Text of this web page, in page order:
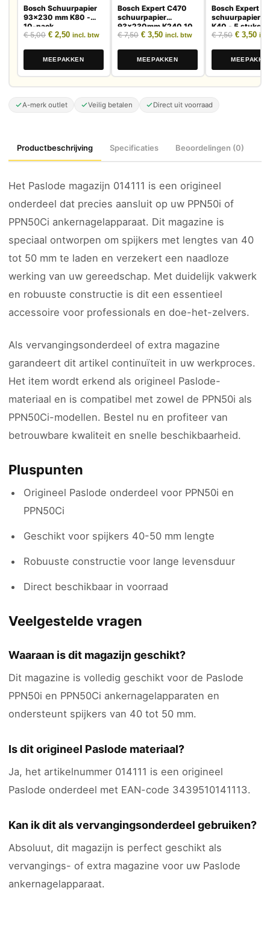
Bosch Schuurpapier
93x230 mm K80 -
10-pack
€5,00 Oorspronkelijke prijs was: € 5,00.
€ 2,50Huidige prijs is: € 2,50.
incl. btw
MEEPAKKEN
Bosch Expert C470
schuurpapier
93x230mm K240 10
stuks
€7,50 Oorspronkelijke prijs was: € 7,50.
€ 3,50Huidige prijs is: € 3,50.
incl. btw
MEEPAKKEN
Bosch Expert
schuurpapier
K40 - 5 stuks
€7,50 € 3,50
A-merk outlet Veilig betalen Direct uit voorraad
Productbeschrijving Specificaties Beoordelingen (0)
Het Paslode magazijn 014111 is een origineel
onderdeel dat precies aansluit op uw PPN50i of
PPN50Ci ankernagelapparaat. Dit magazine is
speciaal ontworpen om spijkers met lengtes van 40
tot 50 mm te laden en verzekert een naadloze
werking van uw gereedschap. Met duidelijk vakwerk
en robuuste constructie is dit een essentieel
accessoire voor professionals en doe-het-zelvers.
Als vervangingsonderdeel of extra magazine
garandeert dit artikel continuïteit in uw werkproces.
Het item wordt erkend als origineel Paslode-
materiaal en is compatibel met zowel de PPN50i als
PPN50Ci-modellen. Bestel nu en profiteer van
betrouwbare kwaliteit en snelle beschikbaarheid.
Pluspunten
Origineel Paslode onderdeel voor PPN50i en
PPN50Ci
Geschikt voor spijkers 40-50 mm lengte
Robuuste constructie voor lange levensduur
Direct beschikbaar in voorraad
Veelgestelde vragen
Waaraan is dit magazijn geschikt?
Dit magazine is volledig geschikt voor de Paslode
PPN50i en PPN50Ci ankernagelapparaten en
ondersteunt spijkers van 40 tot 50 mm.
Is dit origineel Paslode materiaal?
Ja, het artikelnummer 014111 is een origineel
Paslode onderdeel met EAN-code 3439510141113.
Kan ik dit als vervangingsonderdeel gebruiken?
Absoluut, dit magazijn is perfect geschikt als
vervangings- of extra magazine voor uw Paslode
ankernagelapparaat.